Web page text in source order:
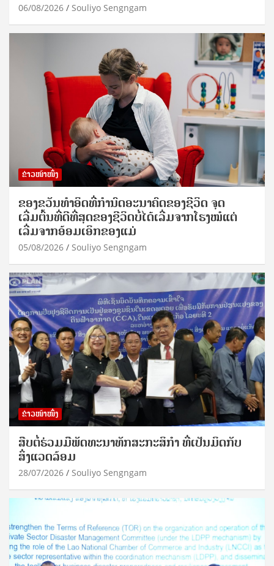
06/08/2026 Souliyo Sengngam
ຂ່າວໜ້າໜຶ່ງ
ຂອງຂວັນທໍາອິດທີ່ກໍານົດອະນາຄົດຂອງຊີວິດ ຈຸດ
ເລີ່ມຕົ້ນທີ່ດີທີ່ສຸດຂອງຊີວິດບໍ່ໄດ້ເລີ່ມຈາກໂຮງໝໍແຕ່
ເລີ່ມຈາກອ້ອມເອິກຂອງແມ່
05/08/2026 Souliyo Sengngam
ຂ່າວໜ້າໜຶ່ງ
ສືບຕໍ່ຮ່ວມມືພັດທະນາທັກສະກະສິກຳ ທີ່ເປັນມິດກັບ
ສິ່ງແວດລ້ອມ
28/07/2026 Souliyo Sengngam